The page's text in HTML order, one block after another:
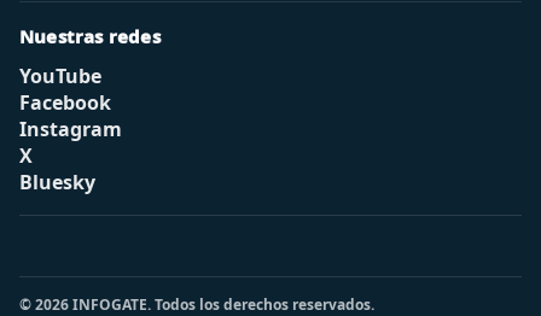
Nuestras redes
YouTube
Facebook
Instagram
X
Bluesky
© 2026 INFOGATE. Todos los derechos reservados.